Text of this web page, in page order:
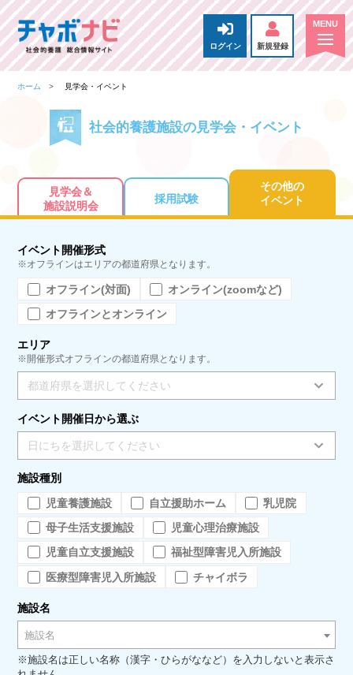
ログイン 新規登録
ホーム 見学会・イベント
社会的養護施設の見学会・イベント
見学会＆
施設説明会
採用試験
その他の
イベント
イベント開催形式
※オフラインはエリアの都道府県となります。
オフライン(対面)
オンライン(zoomなど)
オフラインとオンライン
エリア
※開催形式オフラインの都道府県となります。
都道府県を選択してください
イベント開催日から選ぶ
日にちを選択してください
施設種別
児童養護施設
自立援助ホーム
乳児院
母子生活支援施設
児童心理治療施設
児童自立支援施設
福祉型障害児入所施設
医療型障害児入所施設
チャイボラ
施設名
施設名
※施設名は正しい名称（漢字・ひらがななど）を入力しないと表示さ